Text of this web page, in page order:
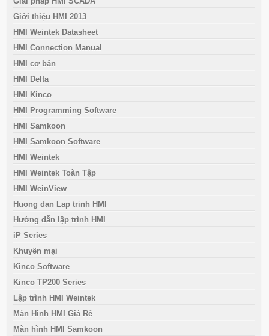
Giới thiệu HMI 2013
HMI Weintek Datasheet
HMI Connection Manual
HMI cơ bản
HMI Delta
HMI Kinco
HMI Programming Software
HMI Samkoon
HMI Samkoon Software
HMI Weintek
HMI Weintek Toàn Tập
HMI WeinView
Huong dan Lap trinh HMI
Hướng dẫn lập trình HMI
iP Series
Khuyến mại
Kinco Software
Kinco TP200 Series
Lập trình HMI Weintek
Màn Hình HMI Giá Rẻ
Màn hình HMI Samkoon